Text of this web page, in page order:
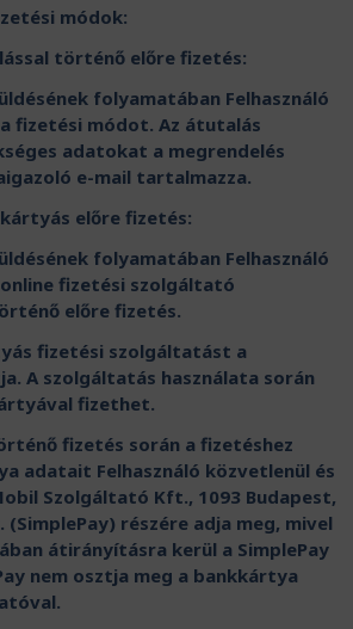
módok:
történő előre fizetés:
folyamatában Felhasználó
fizetési módot. Az átutalás
adatokat a megrendelés
e-mail tartalmazza.
előre fizetés:
folyamatában Felhasználó
fizetési szolgáltató
előre fizetés.
fizetési szolgáltatást a
A szolgáltatás használata során
fizethet.
fizetés során a fizetéshez
adatait Felhasználó közvetlenül és
Szolgáltató Kft., 1093 Budapest,
(SimplePay) részére adja meg, mivel
átirányításra kerül a SimplePay
nem osztja meg a bankkártya